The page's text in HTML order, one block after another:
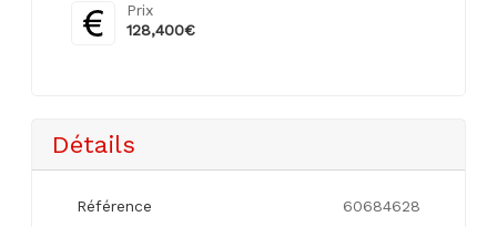
Prix
128,400€
Détails
Référence
60684628